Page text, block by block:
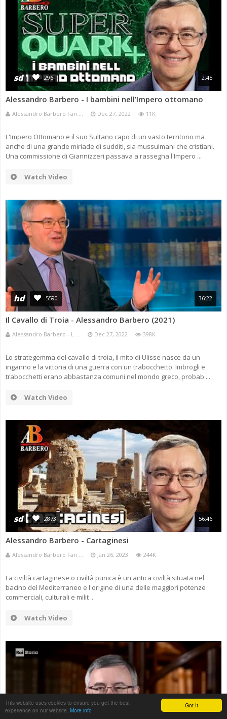
Got It
This website uses cookies to ensure you get the best
experience on our website. More info
sd 296 2:45
Alessandro Barbero - I bambini nell’Impero ottomano
Alessandro Barbero Fan ... Dec 27, 2022 11K
L'Impero Ottomano e il suo Sultano capo di un vasto territorio ma
anche di una grande miriade di sudditi, sia mussulmani che cristiani.
Una commissione di Giannizzeri passava a rassegna l'Impero ...
Watch Video
hd 5590 36:22
Il Cavallo di Troia - Alessandro Barbero (2021)
Alessandro Barbero - L ... Dec 27, 2022 398K
Lo strategemma del cavallo di troia, il mito di Ulisse nasce da un
inganno e la vittoria di una guerra con un trabocchetto. Imbrogli e
trabocchetti erano abbastanza comuni nel mondo greco, probab ...
Watch Video
sd 2873 56:46
Alessandro Barbero - Cartaginesi
Alessandro Barbero Fan ... Jan 26, 2023 244K
La civiltà cartaginese o civiltà punica è un'antica civiltà situata nel
bacino del Mediterraneo e l'origine di una delle maggiori potenze
commerciali, culturali e milit ...
Watch Video